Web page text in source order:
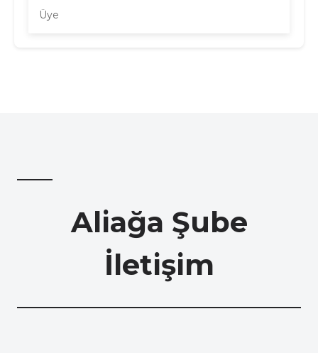
Üye
Aliağa Şube
İletişim